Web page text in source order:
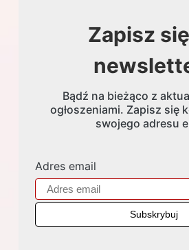
Zapisz
Bądź na bieżąco z
ogłoszeniami. Zapisz się
swojego adresu
Adres email